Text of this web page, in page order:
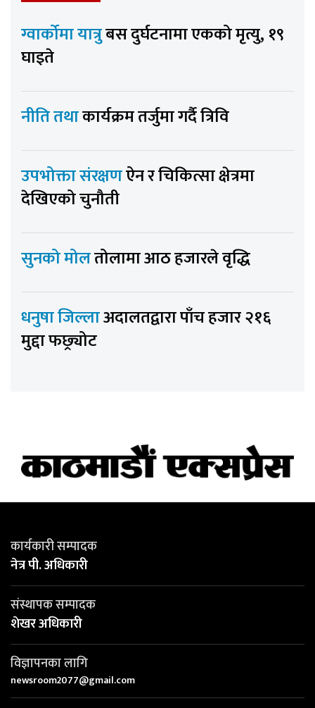
ग्वार्कोमा यात्रुबस दुर्घटनामा एकको मृत्यु, १९
घाइते
नीति तथाकार्यक्रम तर्जुमा गर्दै त्रिवि
उपभोक्ता संरक्षणऐन र चिकित्सा क्षेत्रमा
देखिएको चुनौती
सुनको मोलतोलामा आठ हजारले वृद्धि
धनुषा जिल्लाअदालतद्वारा पाँच हजार २१६
मुद्दा फछ्र्योट
कार्यकारी सम्पादक
नेत्र पी. अधिकारी
संस्थापक सम्पादक
शेखर अधिकारी
विज्ञापनका लागि
newsroom2077@gmail.com